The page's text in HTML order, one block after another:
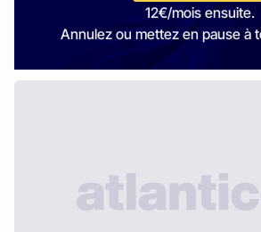
12€/mois ensuite.
Annulez ou mettez en pause à